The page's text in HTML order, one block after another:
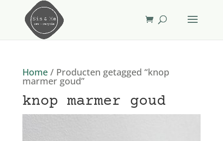
Home/ Producten getagged “knop
marmer goud”
knop marmer goud